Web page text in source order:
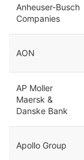
Anheuser-Busch
Companies
AON
AP Moller
Maersk &
Danske Bank
Apollo Group